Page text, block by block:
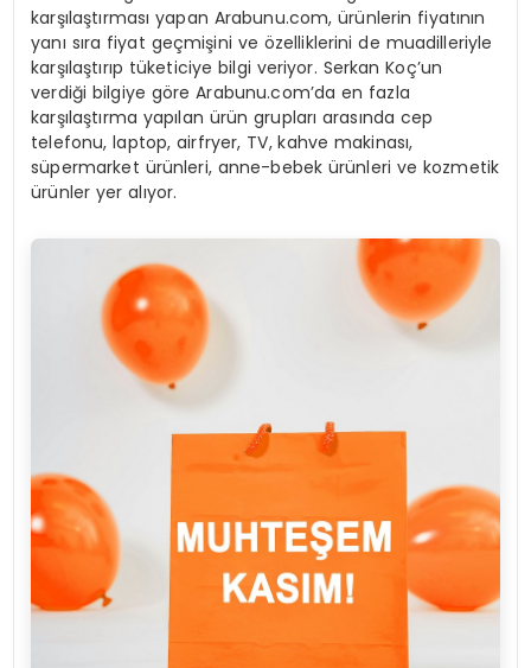
karşılaştırması yapan Arabunu.com, ürünlerin fiyatının
yanı sıra fiyat geçmişini ve özelliklerini de muadilleriyle
karşılaştırıp tüketiciye bilgi veriyor. Serkan Koç’un
verdiği bilgiye göre Arabunu.com’da en fazla
karşılaştırma yapılan ürün grupları arasında cep
telefonu, laptop, airfryer, TV, kahve makinası,
süpermarket ürünleri, anne-bebek ürünleri ve kozmetik
ürünler yer alıyor.